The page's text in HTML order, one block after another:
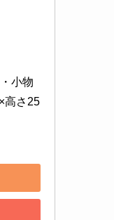
小物
高さ25